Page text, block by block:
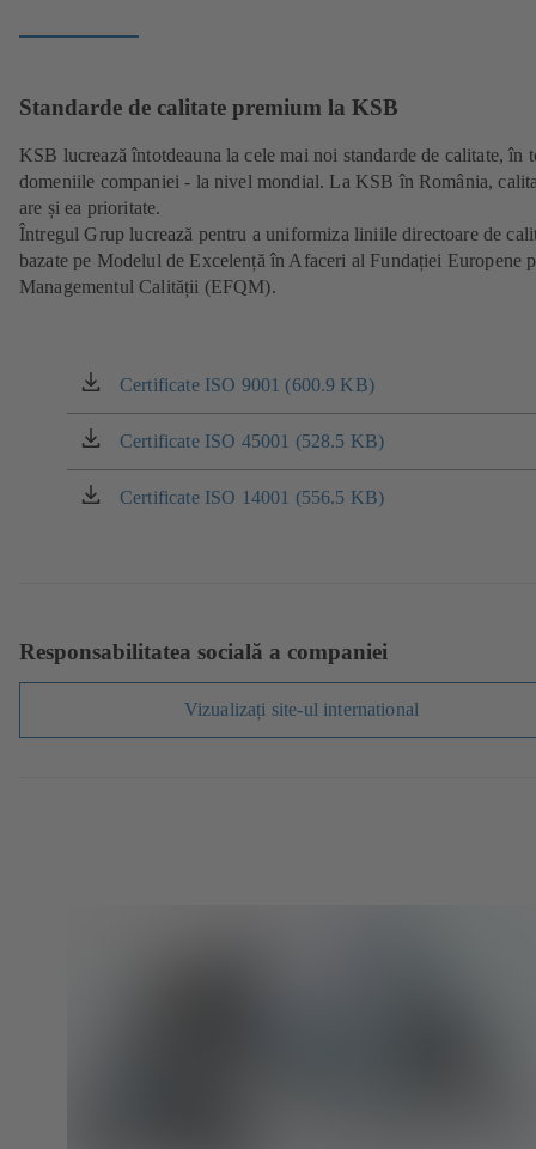
Standarde de calitate premium la KSB
KSB lucrează întotdeauna la cele mai noi standarde de calitate, în
domeniile companiei - la nivel mondial. La KSB în România,
are și ea prioritate.
Întregul Grup lucrează pentru a uniformiza liniile directoare de
bazate pe Modelul de Excelență în Afaceri al Fundației Europene
Managementul Calității (EFQM).
Certificate ISO 9001 (600.9 KB)
(se
deschide
într-
filă
Certificate ISO 45001 (528.5 KB)
(se
deschide
într-
Certificate ISO 14001 (556.5 KB)
(se
Responsabilitatea socială a companiei
Vizualizați site-ul international